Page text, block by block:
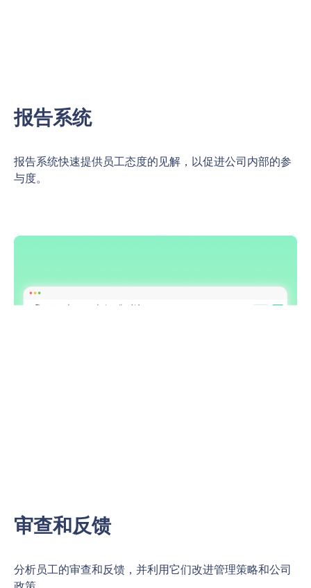
报告系统
报告系统快速提供员工态度的见解，以促进公司内部的参
与度。
审查和反馈
分析员工的审查和反馈，并利用它们改进管理策略和公司